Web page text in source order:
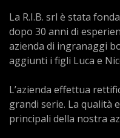
La R.I.B. srl è stata
dopo 30 anni di
azienda di ingranaggi
aggiunti i figli Luca e
L’azienda effettua
grandi serie. La qualità
principali della nostra